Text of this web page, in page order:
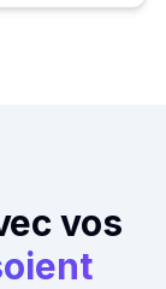
vos